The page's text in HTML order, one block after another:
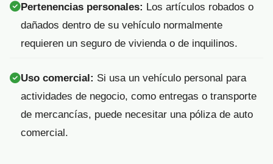
Pertenencias personales: Los artículos robados o
dañados dentro de su vehículo normalmente
requieren un seguro de vivienda o de inquilinos.
Uso comercial: Si usa un vehículo personal para
actividades de negocio, como entregas o transporte
de mercancías, puede necesitar una póliza de auto
comercial.